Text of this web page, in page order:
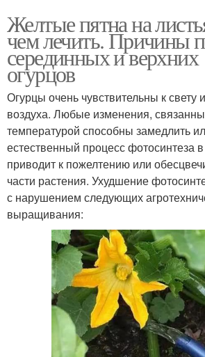
Желтые пятна на
чем лечить. Причины
серединных и
огурцов
Огурцы очень чувствительны к свету
воздуха. Любые изменения,
температурой способны замедлить
естественный процесс фотосинтеза в
приводит к пожелтению или
части растения. Ухудшение
с нарушением следующих
выращивания: